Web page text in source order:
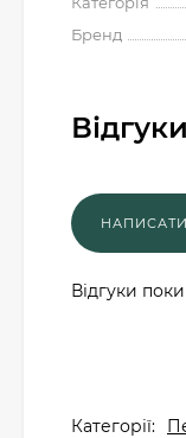
Бренд
Відгуки
Відгуки
Категорії: